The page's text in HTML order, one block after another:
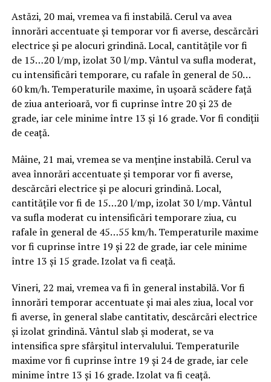
Astăzi, 20 mai, vremea va fi instabilă. Cerul va avea
înnorări accentuate și temporar vor fi averse, descărcări
electrice și pe alocuri grindină. Local, cantitățile vor fi
de 15…20 l/mp, izolat 30 l/mp. Vântul va sufla moderat,
cu intensificări temporare, cu rafale în general de 50…
60 km/h. Temperaturile maxime, în ușoară scădere față
de ziua anterioară, vor fi cuprinse între 20 și 23 de
grade, iar cele minime între 13 și 16 grade. Vor fi condiții
de ceață.
Mâine, 21 mai, vremea se va menține instabilă. Cerul va
avea înnorări accentuate și temporar vor fi averse,
descărcări electrice și pe alocuri grindină. Local,
cantitățile vor fi de 15…20 l/mp, izolat 30 l/mp. Vântul
va sufla moderat cu intensificări temporare ziua, cu
rafale în general de 45…55 km/h. Temperaturile maxime
vor fi cuprinse între 19 și 22 de grade, iar cele minime
între 13 și 15 grade. Izolat va fi ceață.
Vineri, 22 mai, vremea va fi în general instabilă. Vor fi
înnorări temporar accentuate și mai ales ziua, local vor
fi averse, în general slabe cantitativ, descărcări electrice
și izolat grindină. Vântul slab și moderat, se va
intensifica spre sfârșitul intervalului. Temperaturile
maxime vor fi cuprinse între 19 și 24 de grade, iar cele
minime între 13 și 16 grade. Izolat va fi ceață.